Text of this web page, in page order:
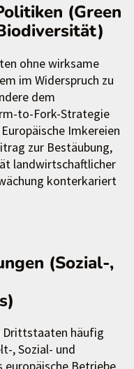
(Green
ohne wirksame
im Widerspruch zu
dem
to-Fork-Strategie
Imkereien
zur Bestäubung,
landwirtschaftlicher
konterkariert
(Sozial-,
Drittstaaten häufig
, Sozial- und
Betriebe.